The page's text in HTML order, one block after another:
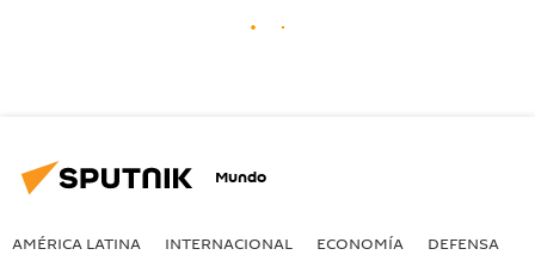
Mundo
AMÉRICA LATINA INTERNACIONAL ECONOMÍA DEFENSA